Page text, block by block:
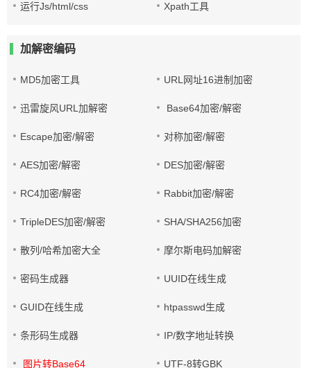
运行Js/html/css Xpath工具
加解密编码
MD5加密工具 URL网址16进制加密
迅雷旋风URL加解密 Base64加密/解密
Escape加密/解密 对称加密/解密
AES加密/解密 DES加密/解密
RC4加密/解密 Rabbit加密/解密
TripleDES加密/解密 SHA/SHA256加密
散列/哈希加密大全 摩尔斯电码加解密
密码生成器 UUID在线生成
GUID在线生成 htpasswd生成
条形码生成器 IP/数字地址转换
图片转Base64 UTF-8转GBK